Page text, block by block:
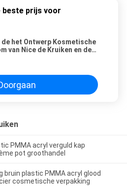
beste prijs voor
de het Ontwerp Kosmetische
van Nice de Kruiken en de
PMMA acryl verguld kap
pot groothandel
bruin plastic PMMA acryl glood
cosmetische verpakking